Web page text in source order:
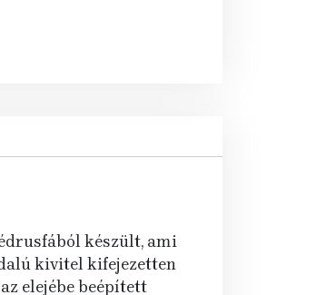
készült, ami
kivitel kifejezetten
elejébe beépített